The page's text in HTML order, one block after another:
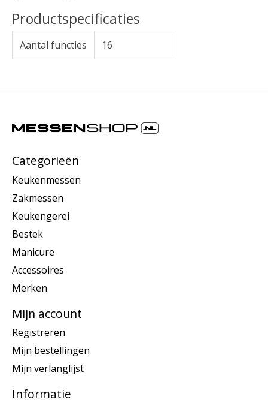
Productspecificaties
Aantal functies 16
Categorieën
Keukenmessen
Zakmessen
Keukengerei
Bestek
Manicure
Accessoires
Merken
Mijn account
Registreren
Mijn bestellingen
Mijn verlanglijst
Informatie